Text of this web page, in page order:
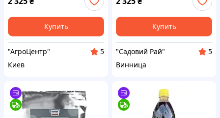
Купить
"АгроЦентр"
5
Киев
Купить
"Садовий Рай"
5
Винница